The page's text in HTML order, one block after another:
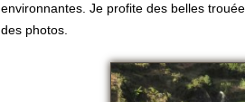
environnantes. Je profite des belles
des photos.